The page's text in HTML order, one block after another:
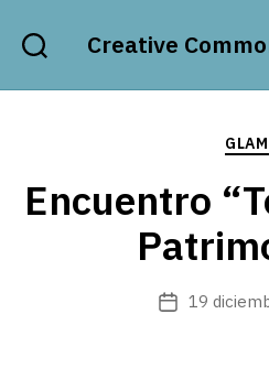
Creative
GLAM
Encuentro
Fecha
19